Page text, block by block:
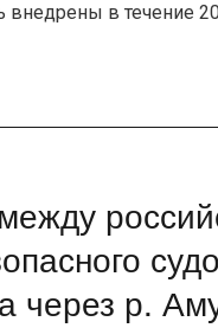
в течение
через р.